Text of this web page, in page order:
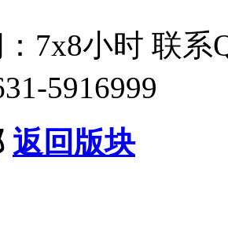
7x8小时 联系
5916999
返回版块